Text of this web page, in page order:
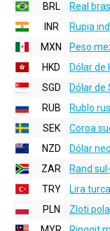
BRL
Real
INR
Rupia
MXN
Peso
HKD
Dólar de
SGD
Dólar de
RUB
Rublo
SEK
Coroa
NZD
Dólar
ZAR
Rand
TRY
Lira turca
PLN
Zloti